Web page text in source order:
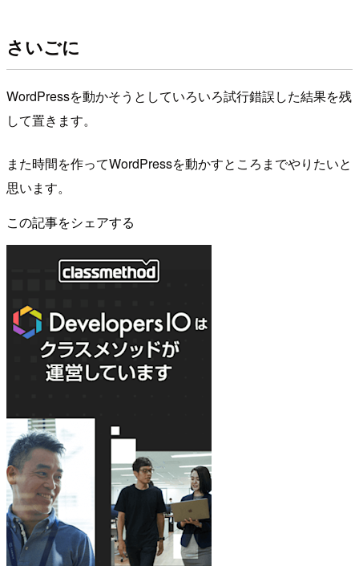
さいごに
WordPressを動かそうとしていろいろ試行錯誤した結果を残
して置きます。
また時間を作ってWordPressを動かすところまでやりたいと
思います。
この記事をシェアする